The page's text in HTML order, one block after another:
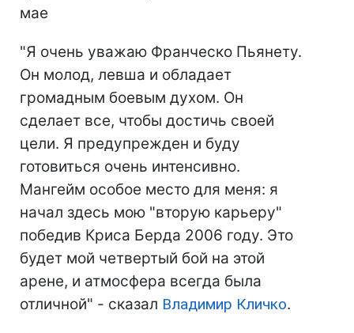
мае
"Я очень уважаю Франческо Пьянету.
Он молод, левша и обладает
громадным боевым духом. Он
сделает все, чтобы достичь своей
цели. Я предупрежден и буду
готовиться очень интенсивно.
Мангейм особое место для меня: я
начал здесь мою "вторую карьеру"
победив Криса Берда 2006 году. Это
будет мой четвертый бой на этой
арене, и атмосфера всегда была
отличной" - сказал Владимир Кличко.